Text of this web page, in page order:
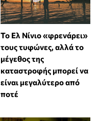
Το Ελ Νίνιο «φρενάρει»
τους τυφώνες, αλλά το
μέγεθος της
καταστροφής μπορεί να
είναι μεγαλύτερο από
ποτέ